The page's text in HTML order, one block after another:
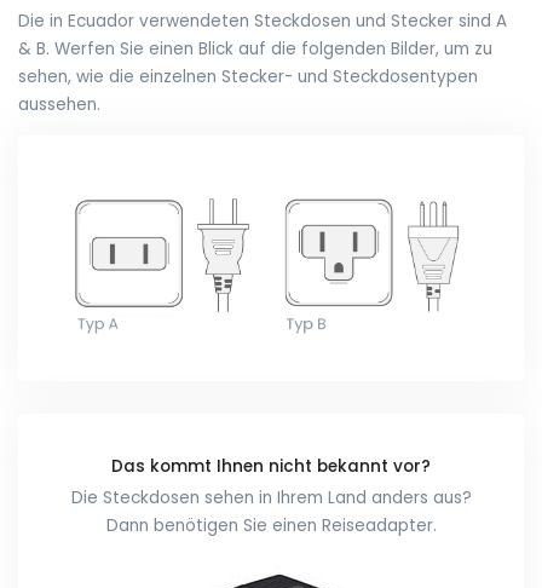
Die in Ecuador verwendeten Steckdosen und Stecker sind A
& B. Werfen Sie einen Blick auf die folgenden Bilder, um zu
sehen, wie die einzelnen Stecker- und Steckdosentypen
aussehen.
Das kommt Ihnen nicht bekannt vor?
Die Steckdosen sehen in Ihrem Land anders aus?
Dann benötigen Sie einen Reiseadapter.